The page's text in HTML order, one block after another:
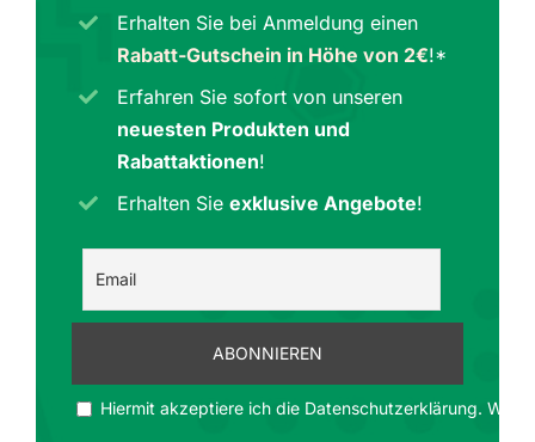
Erhalten Sie bei Anmeldung einen
Rabatt-Gutschein in Höhe von 2€!*
Erfahren Sie sofort von unseren
neuesten Produkten und
Rabattaktionen!
Erhalten Sieexklusive Angebote!
Hiermit akzeptiere ich die Datenschutzerklärung. Wir